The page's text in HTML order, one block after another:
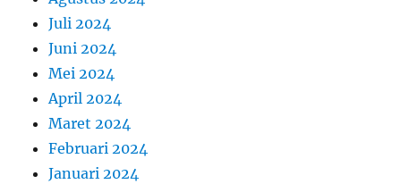
Juli 2024
Juni 2024
Mei 2024
April 2024
Maret 2024
Februari 2024
Januari 2024